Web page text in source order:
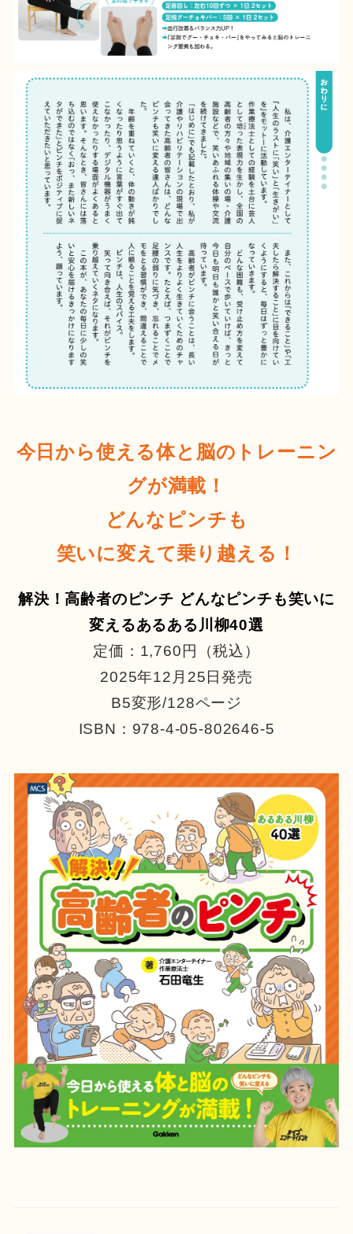
今日から使える体と脳のトレーニン
グが満載！
どんなピンチも
笑いに変えて乗り越える！
解決！高齢者のピンチ どんなピンチも笑いに
変えるあるある川柳40選
定価：1,760円（税込）
2025年12月25日発売
B5変形/128ページ
ISBN：978-4-05-802646-5